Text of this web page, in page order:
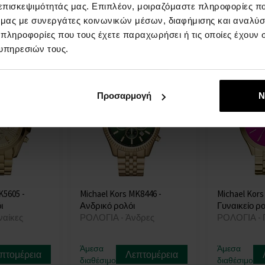
μας. Επιπλέον, μοιραζόμαστε πληροφορίες
μας με συνεργάτες κοινωνικών μέσων, διαφήμισης και
που τους έχετε παραχωρήσει ή τις οποίες έχουν
τους.
Προσαρμογή
διαθέσιμο
Λεπτομέρεια
115,00 €
διαθέσιμο
138,00 €
-
Michael Kors MK8446 -
Ανδρικό ρολόι
ΡΟΛΟΓΙΑ - Άνδρες
Άμεσα
διαθέσιμο
Λεπτομέρεια
Δράση
Michael
Γυναικείο
ΡΟΛΟΓΙΑ -
Άμεσα
διαθέσιμο